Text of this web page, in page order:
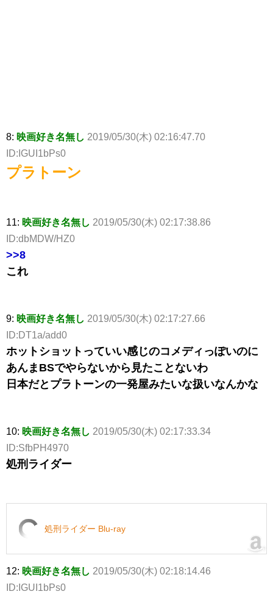
8: 映画好き名無し 2019/05/30(木) 02:16:47.70
ID:IGUI1bPs0
プラトーン
11: 映画好き名無し 2019/05/30(木) 02:17:38.86
ID:dbMDW/HZ0
>>8
これ
9: 映画好き名無し 2019/05/30(木) 02:17:27.66
ID:DT1a/add0
ホットショットっていい感じのコメディっぽいのに
あんまBSでやらないから見たことないわ
日本だとプラトーンの一発屋みたいな扱いなんかな
10: 映画好き名無し 2019/05/30(木) 02:17:33.34
ID:SfbPH4970
処刑ライダー
処刑ライダー Blu-ray
12: 映画好き名無し 2019/05/30(木) 02:18:14.46
ID:IGUI1bPs0